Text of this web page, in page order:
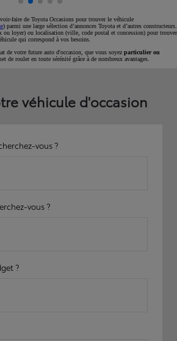
faire de Toyota Occasions pour trouver le véhicule
) parmi une large sélection d’annonces Toyota et d’autres constructeurs.
ou loyer) ou localisation (ville, code postal et concession) pour trouver
qui correspond à vos besoins.
de votre future auto d'occasion, que vous soyez particulier ou
de rouler en toute sérénité grâce à de nombreux avantages.
véhicule d'occasion
vous ?
vous ?
?